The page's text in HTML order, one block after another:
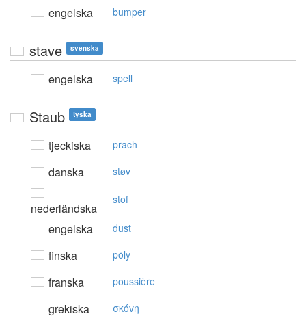
engelska bumper
stave svenska
engelska spell
Staub tyska
tjeckiska prach
danska støv
nederländska
stof
engelska dust
finska pöly
franska poussière
grekiska σκόvη